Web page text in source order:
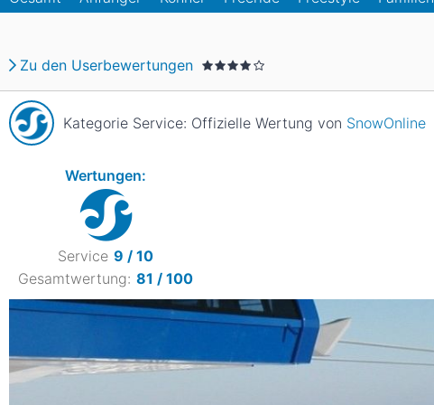
Zu den Userbewertungen
Kategorie Service: Offizielle Wertung von SnowOnline
Wertungen:
Service 9 / 10
Gesamtwertung: 81 / 100
Ozeanien
Ägypten
Argentinien
Asien Nordica